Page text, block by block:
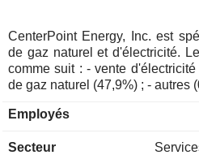
CenterPoint Energy, Inc. est
de gaz naturel et d'électricité.
comme suit : - vente d'électricité (52%) ; - distribution finale
de gaz naturel (47,9%)
Employés
Secteur